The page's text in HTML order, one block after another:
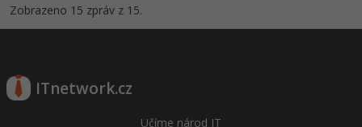
Zobrazeno 15 zpráv z 15.
ITnetwork.cz
Učíme národ IT